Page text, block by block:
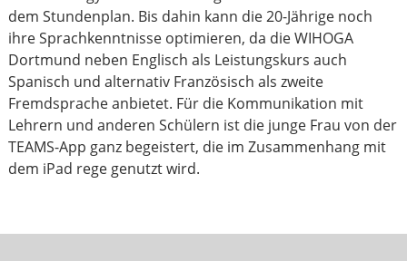
dem Stundenplan. Bis dahin kann die 20-Jährige noch
ihre Sprachkenntnisse optimieren, da die WIHOGA
Dortmund neben Englisch als Leistungskurs auch
Spanisch und alternativ Französisch als zweite
Fremdsprache anbietet. Für die Kommunikation mit
Lehrern und anderen Schülern ist die junge Frau von der
TEAMS-App ganz begeistert, die im Zusammenhang mit
dem iPad rege genutzt wird.